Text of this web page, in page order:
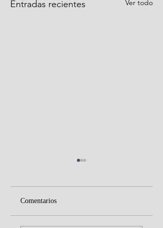
Entradas recientes Ver todo
Comentarios